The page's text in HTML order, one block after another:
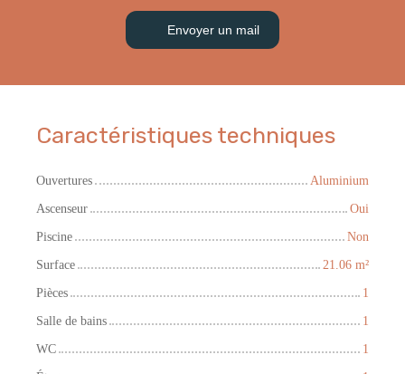
Envoyer un mail
Caractéristiques techniques
Ouvertures
Aluminium
Ascenseur
Oui
Piscine
Non
Surface
21.06 m²
Pièces
1
Salle de bains
1
WC
1